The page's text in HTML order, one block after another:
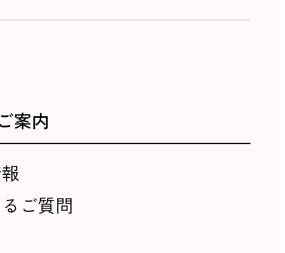
案内
ご質問